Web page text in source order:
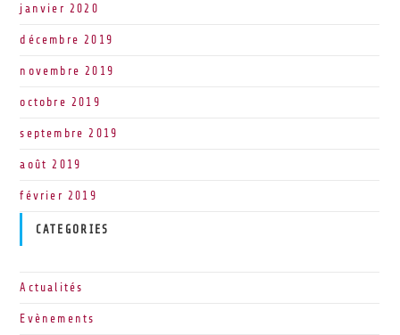
janvier 2020
décembre 2019
novembre 2019
octobre 2019
septembre 2019
août 2019
février 2019
CATEGORIES
Actualités
Evènements